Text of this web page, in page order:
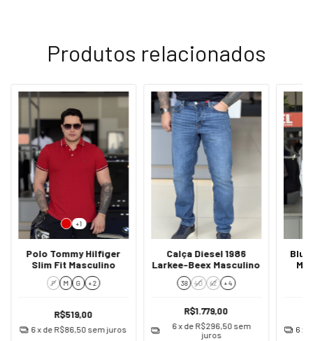
Produtos relacionados
+1
Polo Tommy Hilfiger
Slim Fit Masculino
P M G + 2
R$519,00
6x de R$86,50 sem juros
Calça Diesel 1986
Larkee-Beex Masculino
38 40 42 + 4
R$1.779,00
6 x de R$296,50 sem
juros
6 x